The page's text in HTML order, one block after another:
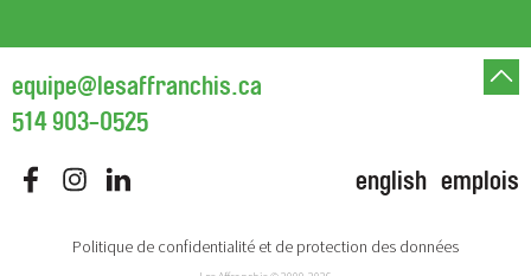
equipe@lesaffranchis.ca
514 903-0525
english emplois
Politique de confidentialité et de protection des données